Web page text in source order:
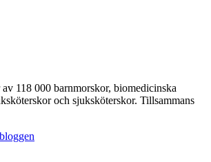
118 000 barnmorskor, biomedicinska
och sjuksköterskor. Tillsammans